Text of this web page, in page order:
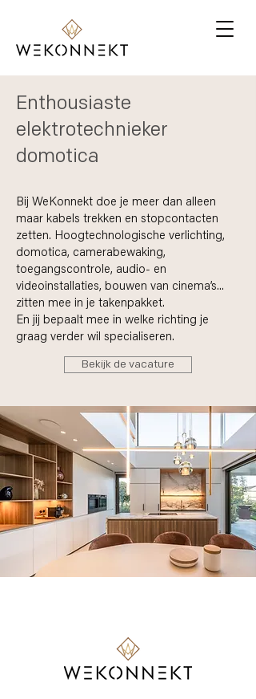
Enthousiaste
elektrotechnieker
domotica
Bij WeKonnekt doe je meer dan alleen
maar kabels trekken en stopcontacten
zetten. Hoogtechnologische verlichting,
domotica, camerabewaking,
toegangscontrole, audio- en
videoinstallaties, bouwen van cinema’s...
zitten mee in je takenpakket.
En jij bepaalt mee in welke richting je
graag verder wil specialiseren.
Bekijk de vacature